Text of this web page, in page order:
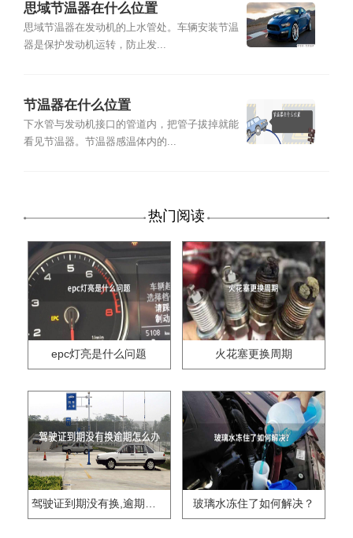
思域节温器在什么位置
思域节温器在发动机的上水管处。车辆安装节温
器是保护发动机运转，防止发...
节温器在什么位置
下水管与发动机接口的管道内，把管子拔掉就能
看见节温器。节温器感温体内的...
热门阅读
epc灯亮是什么问题 火花塞更换周期
驾驶证到期没有换,逾期怎么办?? 玻璃水冻住了如何解决？